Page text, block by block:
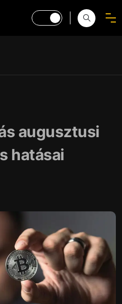
augusztusi
hatásai